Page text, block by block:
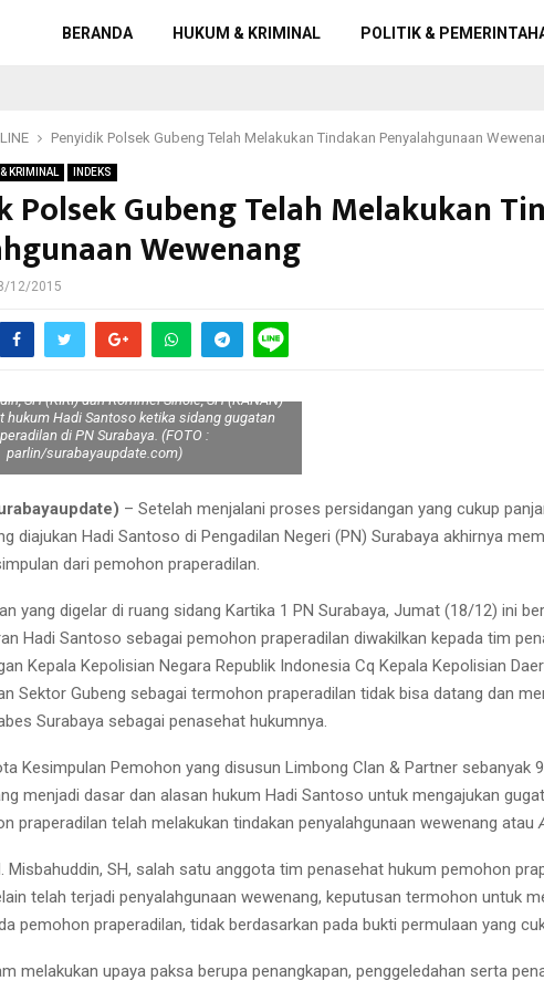
BERANDA HUKUM & KRIMINAL POLITIK &
Penyidik Polsek Gubeng Telah Melakukan Tindakan Penyalahgunaan
KRIMINAL INDEKS
Polsek Gubeng Telah Melakukan
Wewenang
12/2015
SH (KIRI) dan Rommel Sihole, SH (KANAN)
hukum Hadi Santoso ketika sidang gugatan
di PN Surabaya. (FOTO :
parlin/surabayaupdate.com)
– Setelah menjalani proses persidangan yang cukup
diajukan Hadi Santoso di Pengadilan Negeri (PN) Surabaya akhirnya
dari pemohon praperadilan.
yang digelar di ruang sidang Kartika 1 PN Surabaya, Jumat (18/12) ini
Hadi Santoso sebagai pemohon praperadilan diwakilkan kepada tim
Kepala Kepolisian Negara Republik Indonesia Cq Kepala Kepolisian
Sektor Gubeng sebagai termohon praperadilan tidak bisa datang dan
Surabaya sebagai penasehat hukumnya.
Kesimpulan Pemohon yang disusun Limbong Clan & Partner sebanyak
menjadi dasar dan alasan hukum Hadi Santoso untuk mengajukan
praperadilan telah melakukan tindakan penyalahgunaan wewenang atau
Misbahuddin, SH, salah satu anggota tim penasehat hukum pemohon
telah terjadi penyalahgunaan wewenang, keputusan termohon untuk
pemohon praperadilan, tidak berdasarkan pada bukti permulaan yang
melakukan upaya paksa berupa penangkapan, penggeledahan serta